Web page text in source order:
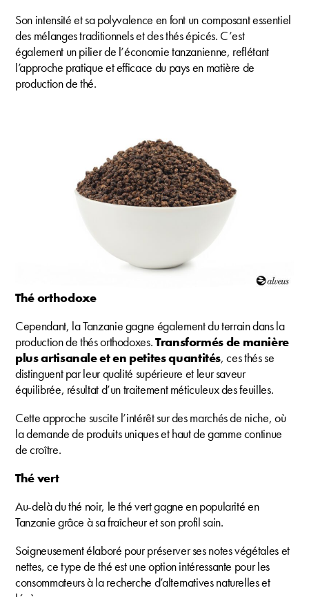
Son intensité et sa polyvalence en font un composant essentiel
des mélanges traditionnels et des thés épicés. C’est
également un pilier de l’économie tanzanienne, reflétant
l’approche pratique et efficace du pays en matière de
production de thé.
Thé orthodoxe
Cependant, la Tanzanie gagne également du terrain dans la
production de thés orthodoxes.Transformés de manière
plus artisanale et en petites quantités, ces thés se
distinguent par leur qualité supérieure et leur saveur
équilibrée, résultat d’un traitement méticuleux des feuilles.
Cette approche suscite l’intérêt sur des marchés de niche, où
la demande de produits uniques et haut de gamme continue
de croître.
Thé vert
Au-delà du thé noir, le thé vert gagne en popularité en
Tanzanie grâce à sa fraîcheur et son profil sain.
Soigneusement élaboré pour préserver ses notes végétales et
nettes, ce type de thé est une option intéressante pour les
consommateurs à la recherche d’alternatives naturelles et